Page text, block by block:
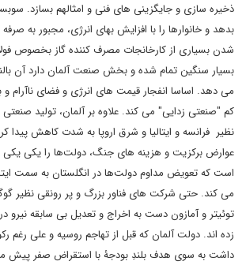
ذخیره سازی و جایگزینی های فنی و امثالهم بسازد.
بدهد و خانوارها را با افزایش بهای انرژی، مجبور به
شدن بسیاری از کارخانجات مصرف کننده گاز بخصوص
بسیار سنگین تمام شده و بخش صنعت آلمان دارد آن
می دهد. اساسا انفجار قیمت های انرژی و فضای ناآرام و
کم "صنعتی زدایی" می کند. علاوه بر آلمان، تولید
نظیر فرانسه و ایتالیا و شرق اروپا به شدت کاهش پیدا
عوارض برکزیت و هزینه های جنگ، دولت‌ها را یکی یکی
است که تعویض مداوم دولت‌ها در انگلستان به سمت
می کند. حتی شرکت های فناور بزرگ و پر رونقی نظیر
توئیتر و آمازون دست به اخراج و تعدیل بی سابقه نیرو
زده اند. دولت آلمان که قبل از تهاجم روسیه و علی رغم
داشت به سوی هدف بلندِ بودجۀ با استقراض صفر پیش